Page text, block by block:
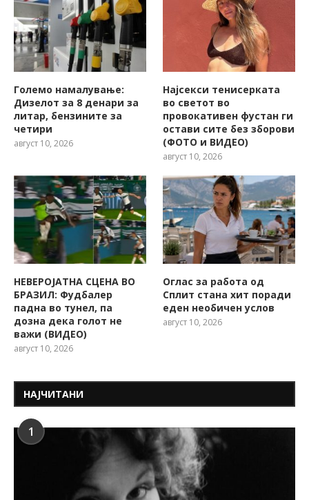
Големо намалување:
Дизелот за 8 денари за
литар, бензините за
четири
август 10, 2026
Најсекси тенисерката
во светот во
провокативен фустан ги
остави сите без зборови
(ФОТО и ВИДЕО)
август 10, 2026
НЕВЕРОЈАТНА СЦЕНА ВО
БРАЗИЛ: Фудбалер
падна во тунел, па
дозна дека голот не
важи (ВИДЕО)
август 10, 2026
Оглас за работа од
Сплит стана хит поради
еден необичен услов
август 10, 2026
НАЈЧИТАНИ
1